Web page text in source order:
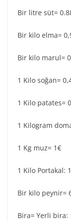
Bir litre süt=
Bir kilo elma=
Bir kilo marul=
1 Kilo soğan=
1 Kilo patates=
1 Kilogram
1 Kg muz= 1€
1 Kilo Portakal:
Bir kilo peynir=
Bira= Yerli bira: